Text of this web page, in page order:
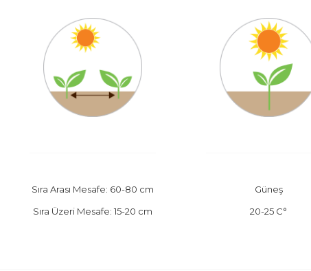
Sıra Arası Mesafe: 60-80 cm
Sıra Üzeri Mesafe: 15-20 cm
Güneş
20-25 C°